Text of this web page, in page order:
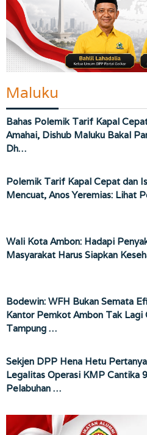
Maluku
Bahas Polemik Tarif Kapal
Amahai, Dishub Maluku Bakal
Dh…
Polemik Tarif Kapal Cepat dan
Mencuat, Anos Yeremias: Lihat
Wali Kota Ambon: Hadapi
Masyarakat Harus Siapkan
Bodewin: WFH Bukan Semata
Kantor Pemkot Ambon Tak Lagi
Tampung …
Sekjen DPP Hena Hetu
Legalitas Operasi KMP Cantika
Pelabuhan …